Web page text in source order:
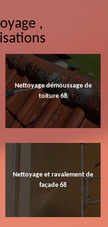
,
Nettoyage démoussage de
toiture 68
Nettoyage et ravalement de
façade 68